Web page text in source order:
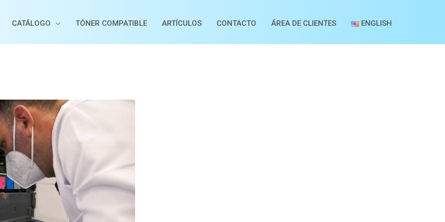
CATÁLOGO TÓNER COMPATIBLE ARTÍCULOS CONTACTO ÁREA DE CLIENTES ENGLISH